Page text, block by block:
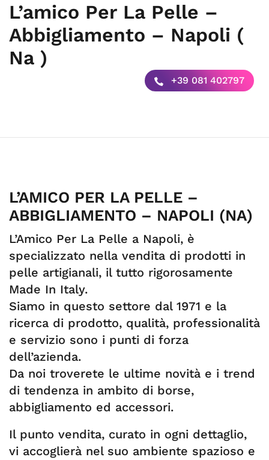
L’amico Per La Pelle –
Abbigliamento – Napoli (
Na )
+39 081 402797
L’AMICO PER LA PELLE –
ABBIGLIAMENTO – NAPOLI (NA)
L’Amico Per La Pelle a Napoli, è
specializzato nella vendita di prodotti in
pelle artigianali, il tutto rigorosamente
Made In Italy.
Siamo in questo settore dal 1971 e la
ricerca di prodotto, qualità, professionalità
e servizio sono i punti di forza
dell’azienda.
Da noi troverete le ultime novità e i trend
di tendenza in ambito di borse,
abbigliamento ed accessori.
Il punto vendita, curato in ogni dettaglio,
vi accoglierà nel suo ambiente spazioso e